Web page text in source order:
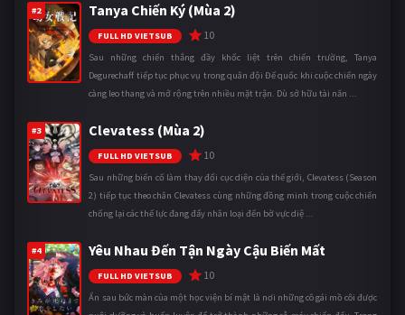
#2 Tanya Chiến Ký (Mùa 2)
FULL HD VIETSUB 10
Sau những chiến thắng đầy khốc liệt trên chiến trường, Tanya
Degurechaff tiếp tục phục vụ trong quân đội Đế quốc khi cuộc chiến ngày
càng leo thang và mở rộng trên nhiều mặt trận. Dù sở hữu tài năn ...
#3 Clevatess (Mùa 2)
FULL HD VIETSUB 10
Sau những biến cố làm thay đổi cục diện của thế giới, Clevatess (Season
2) tiếp tục theo chân Clevatess cùng những đồng minh trong cuộc chiến
chống lại các thế lực đang đẩy nhân loại đến bờ vực diệ ...
#4 Yêu Nhau Đến Tận Ngày Cậu Biến Mất
FULL HD VIETSUB 10
Ẩn sau bức màn của một học viện bí mật là nơi những cô gái mồ côi được